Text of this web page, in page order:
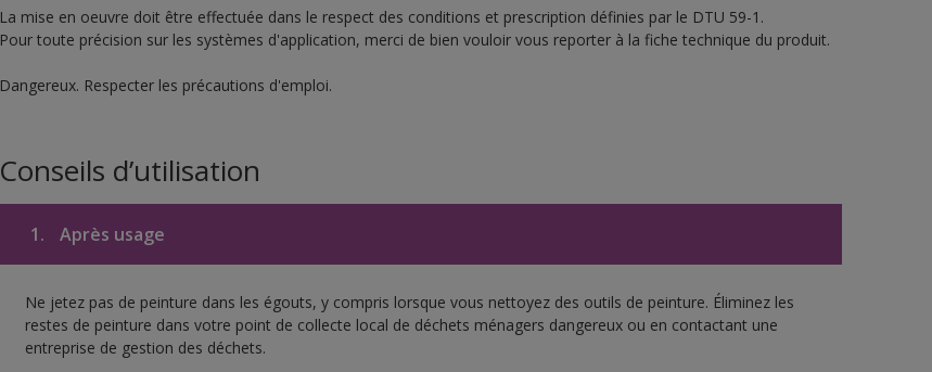
La mise en oeuvre doit être effectuée dans le respect des conditions et prescription définies par le DTU 59-1.
Pour toute précision sur les systèmes d'application, merci de bien vouloir vous reporter à la fiche technique du produit.
Dangereux. Respecter les précautions d'emploi.
Conseils d’utilisation
1. Après usage
Ne jetez pas de peinture dans les égouts, y compris lorsque vous nettoyez des outils de peinture. Éliminez les
restes de peinture dans votre point de collecte local de déchets ménagers dangereux ou en contactant une
entreprise de gestion des déchets.